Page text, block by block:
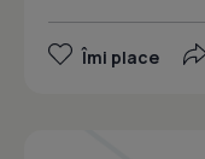
Îmi place